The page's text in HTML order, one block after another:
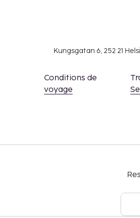
hors taxe et sont
de 08 h 00 à 20 h 00.
Kungsgatan 6, 252 21
Conditions de
voyage